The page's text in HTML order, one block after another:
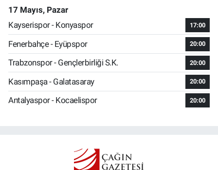
17 Mayıs, Pazar
Kayserispor - Konyaspor
17:00
Fenerbahçe - Eyüpspor 20:00
Trabzonspor - Gençlerbirliği S.K. 20:00
Kasımpaşa - Galatasaray 20:00
Antalyaspor - Kocaelispor 20:00